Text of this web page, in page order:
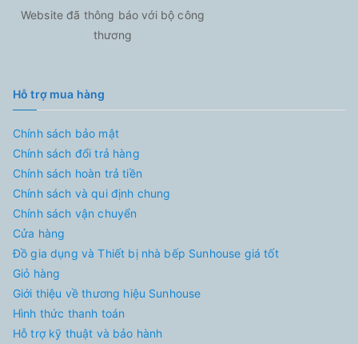
Website đã thông báo với bộ công
thương
Hỗ trợ mua hàng
Chính sách bảo mật
Chính sách đổi trả hàng
Chính sách hoàn trả tiền
Chính sách và qui định chung
Chính sách vận chuyển
Cửa hàng
Đồ gia dụng và Thiết bị nhà bếp Sunhouse giá tốt
Giỏ hàng
Giới thiệu về thương hiệu Sunhouse
Hình thức thanh toán
Hỗ trợ kỹ thuật và bảo hành